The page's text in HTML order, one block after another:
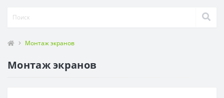
Монтаж экранов
Монтаж экранов